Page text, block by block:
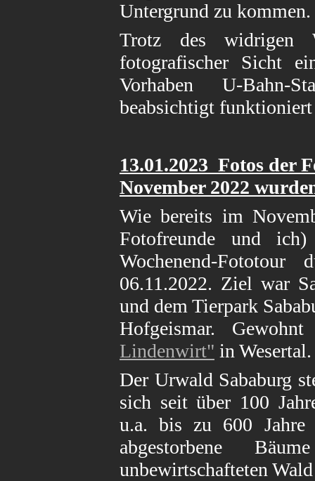
Untergrund zu kommen.
Trotz des
fotografischer Sicht
Vorhaben U-Bahn-
beabsichtigt
13.01.2023 Fotos der
November 2022
Wie bereits im
Fotofreunde und
Wochenend-
06.11.2022. Ziel war
und dem Tierpark
Hofgeismar.
Lindenwirt" in Wesertal.
Der Urwald Sababurg
sich seit über 100
u.a. bis zu 600 Jahre
abgestorbene
unbewirtschafteten